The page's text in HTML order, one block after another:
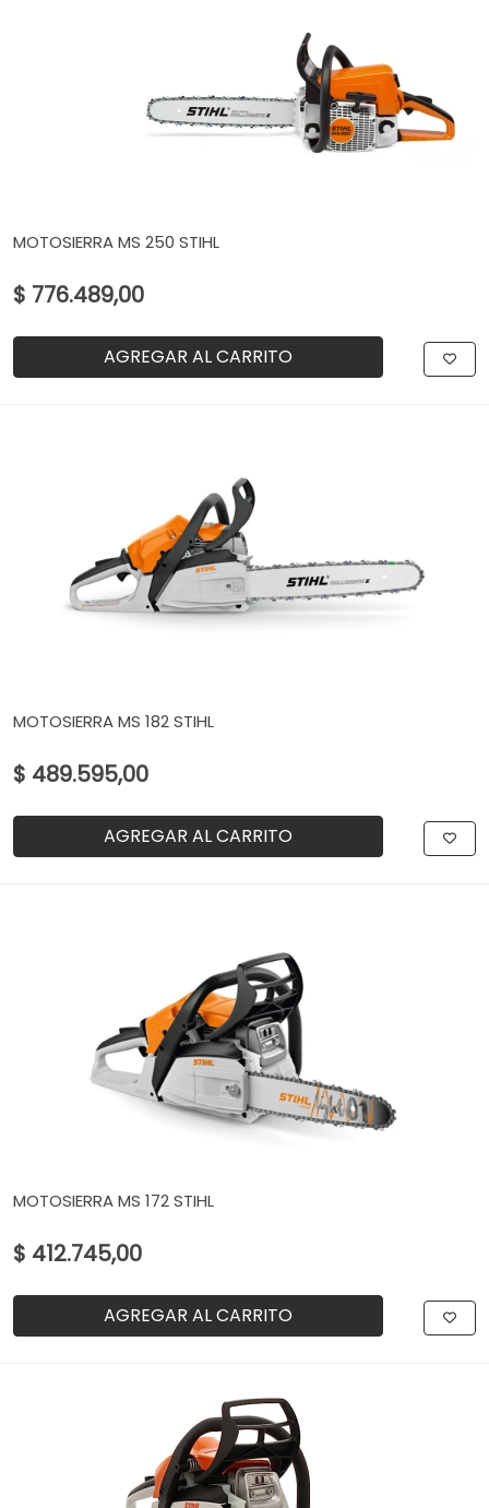
MOTOSIERRA MS 250 STIHL
$ 776.489,00
AGREGAR AL CARRITO
MOTOSIERRA MS 182 STIHL
$ 489.595,00
AGREGAR AL CARRITO
MOTOSIERRA MS 172 STIHL
$ 412.745,00
AGREGAR AL CARRITO